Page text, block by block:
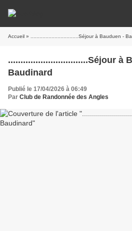
Accueil » ................................Séjour à Bauduen -
................................Séjour à
Baudinard
Publié le 17/04/2026 à 06:49
Par Club de Randonnée des Angles